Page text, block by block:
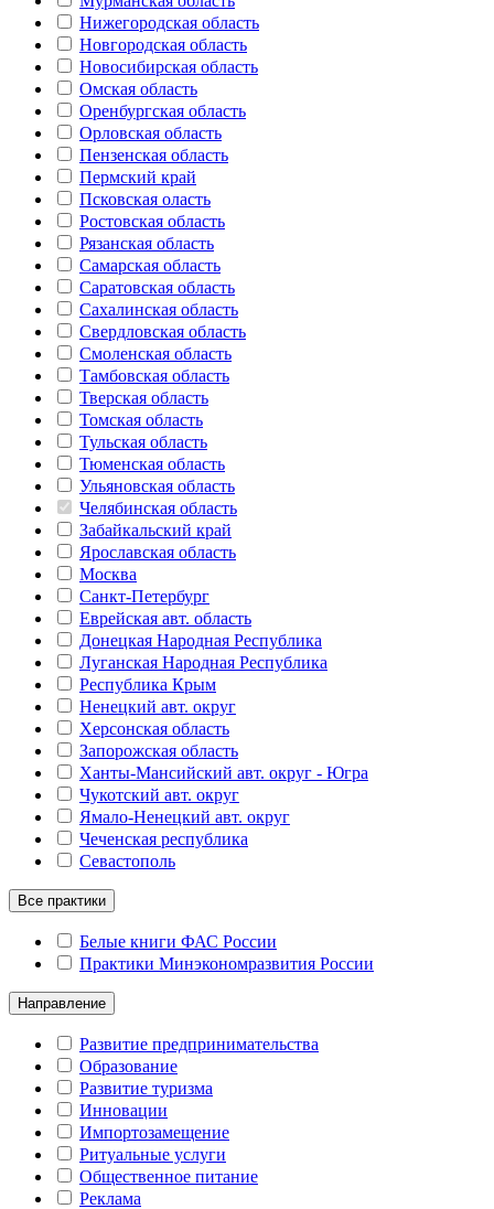
Нижегородская область
Новгородская область
Новосибирская область
Омская область
Оренбургская область
Орловская область
Пензенская область
Пермский край
Псковская оласть
Ростовская область
Рязанская область
Самарская область
Саратовская область
Сахалинская область
Свердловская область
Смоленская область
Тамбовская область
Тверская область
Томская область
Тульская область
Тюменская область
Ульяновская область
Челябинская область
Забайкальский край
Ярославская область
Москва
Санкт-Петербург
Еврейская авт. область
Донецкая Народная Республика
Луганская Народная Республика
Республика Крым
Ненецкий авт. округ
Херсонская область
Запорожская область
Ханты-Мансийский авт. округ - Югра
Чукотский авт. округ
Ямало-Ненецкий авт. округ
Чеченская республика
Севастополь
Все практики
Белые книги ФАС России
Практики Минэкономразвития России
Направление
Развитие предпринимательства
Образование
Развитие туризма
Инновации
Импортозамещение
Ритуальные услуги
Общественное питание
Реклама